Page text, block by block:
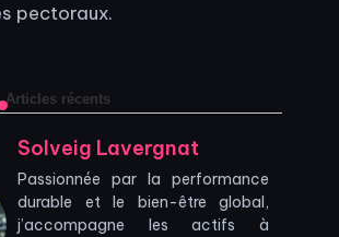
pectoraux.
Articles récents
Solveig Lavergnat
Passionnée par la performance
durable et le bien-être global,
j’accompagne les actifs à